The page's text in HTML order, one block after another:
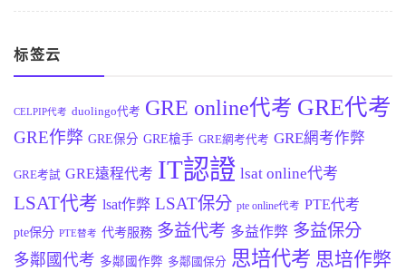
标签云
CELPIP代考 duolingo代考 GRE online代考 GRE代考
GRE作弊 GRE保分 GRE槍手 GRE網考代考 GRE網考作弊
GRE考試 GRE遠程代考 IT認證 lsat online代考
LSAT代考 lsat作弊 LSAT保分 pte online代考 PTE代考
pte保分 PTE替考 代考服務 多益代考 多益作弊 多益保分
多鄰國代考 多鄰國作弊 多鄰國保分 思培代考 思培作弊